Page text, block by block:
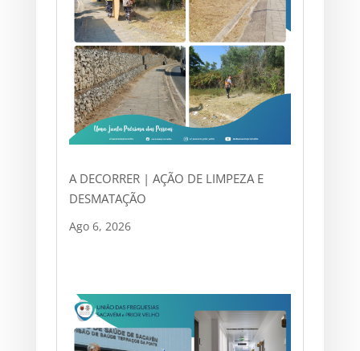
A DECORRER | AÇÃO DE LIMPEZA E
DESMATAÇÃO
Ago 6, 2026